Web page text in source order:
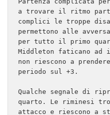
a trovare il ritmo
complici le troppe
permettono alle
per tutto il primo
Middleton faticano ad
non riescono a
periodo sul +3.
Qualche segnale di
quarto. Le riminesi
attacco e riescono a